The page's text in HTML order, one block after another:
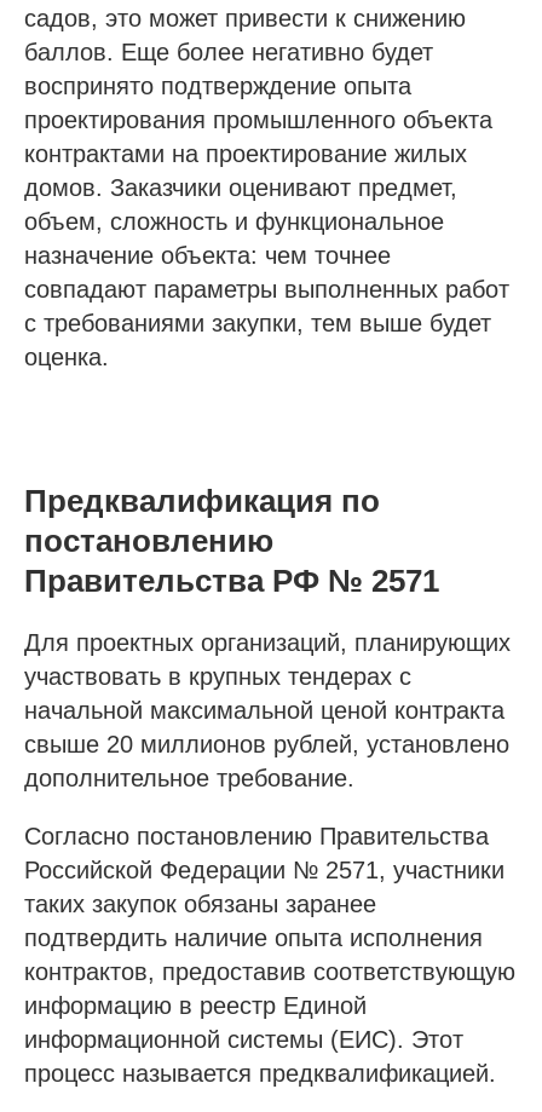
садов, это может привести к снижению
баллов. Еще более негативно будет
воспринято подтверждение опыта
проектирования промышленного объекта
контрактами на проектирование жилых
домов. Заказчики оценивают предмет,
объем, сложность и функциональное
назначение объекта: чем точнее
совпадают параметры выполненных работ
с требованиями закупки, тем выше будет
оценка.
Предквалификация по
постановлению
Правительства РФ № 2571
Для проектных организаций, планирующих
участвовать в крупных тендерах с
начальной максимальной ценой контракта
свыше 20 миллионов рублей, установлено
дополнительное требование.
Согласно постановлению Правительства
Российской Федерации № 2571, участники
таких закупок обязаны заранее
подтвердить наличие опыта исполнения
контрактов, предоставив соответствующую
информацию в реестр Единой
информационной системы (ЕИС). Этот
процесс называется предквалификацией.